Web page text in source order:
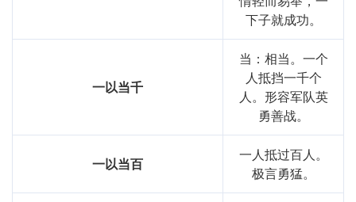
下子就成功。
一以当千
当：相当。一个
人抵挡一千个
人。形容军队英
勇善战。
一以当百
一人抵过百人。
极言勇猛。